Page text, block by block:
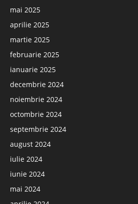
mai 2025
aprilie 2025
martie 2025
februarie 2025
ianuarie 2025
decembrie 2024
noiembrie 2024
octombrie 2024
septembrie 2024
august 2024
iulie 2024
iunie 2024
mai 2024